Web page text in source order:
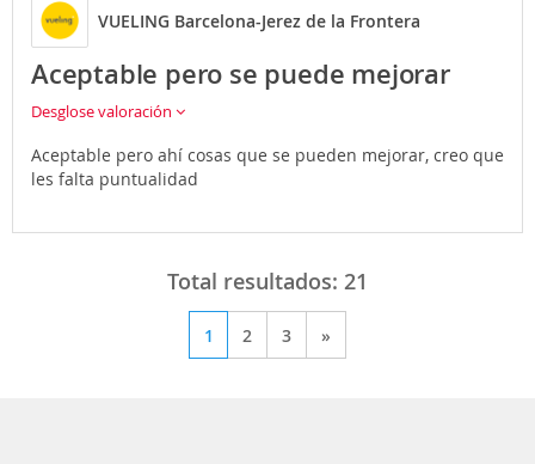
VUELING Barcelona-Jerez de la Frontera
Aceptable pero se puede mejorar
Desglose valoración
Aceptable pero ahí cosas que se pueden mejorar, creo que
les falta puntualidad
Total resultados: 21
1 2 3 »